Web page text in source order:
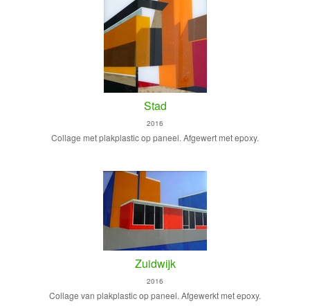
Stad
2016
Collage met plakplastic op paneel. Afgewert met epoxy.
Zuidwijk
2016
Collage van plakplastic op paneel. Afgewerkt met epoxy.